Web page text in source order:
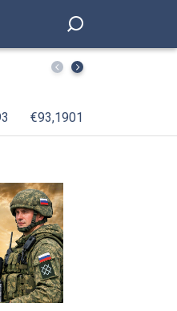
подняли проблему
€93,1901